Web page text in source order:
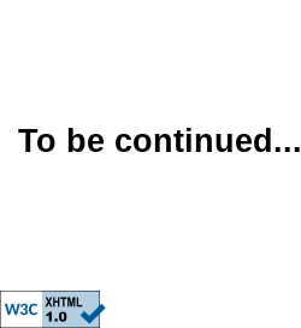
To be continued...